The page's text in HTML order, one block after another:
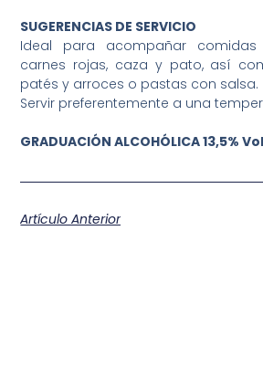
SUGERENCIAS DE SERVICIO
Ideal para acompañar
carnes rojas, caza y pato, así
patés y arroces o pastas con salsa.
Servir preferentemente a una
GRADUACIÓN ALCOHÓLICA 13,5%
Artículo Anterior